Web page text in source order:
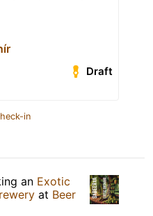
Draft
in
an Exotic
at Beer